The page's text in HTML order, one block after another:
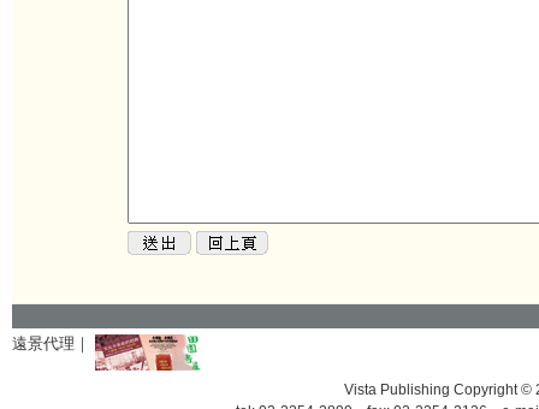
遠景代理｜
Vista Publishing Copyright ©